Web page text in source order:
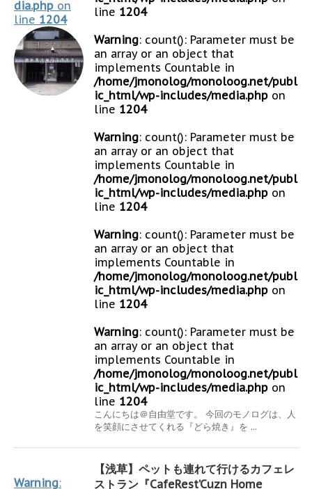
dia.php on
line 1204
line 1204
Warning: count(): Parameter must be
an array or an object that
implements Countable in
/home/jmonolog/monoloog.net/publ
ic_html/wp-includes/media.php on
line 1204
Warning: count(): Parameter must be
an array or an object that
implements Countable in
/home/jmonolog/monoloog.net/publ
ic_html/wp-includes/media.php on
line 1204
Warning: count(): Parameter must be
an array or an object that
implements Countable in
/home/jmonolog/monoloog.net/publ
ic_html/wp-includes/media.php on
line 1204
Warning: count(): Parameter must be
an array or an object that
implements Countable in
/home/jmonolog/monoloog.net/publ
ic_html/wp-includes/media.php on
line 1204
こんにちは＠自由堂です。 今回のモノログは、人
を笑顔にさせてくれる『どら焼き』を ...
Warning:
【浅草】ペットも連れて行けるカフェレ
ストラン『CafeRest’Cuzn Home